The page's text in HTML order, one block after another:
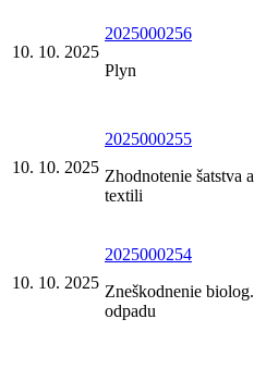
10. 10. 2025
2025000256
Plyn
10. 10. 2025
2025000255
Zhodnotenie šatstva a
textili
10. 10. 2025
2025000254
Zneškodnenie biolog.
odpadu